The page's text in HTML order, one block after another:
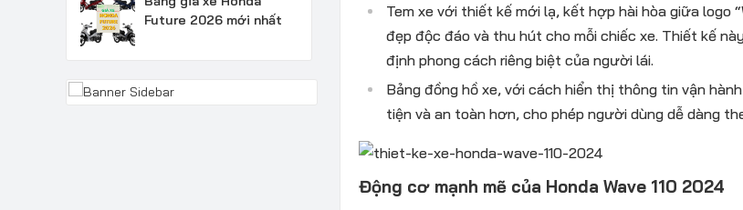
Tem xe với thiết kế mới lạ, kết hợp hài hòa giữa logo
đẹp độc đáo và thu hút cho mỗi chiếc xe. Thiết kế
định phong cách riêng biệt của người lái.
Bảng đồng hồ xe, với cách hiển thị thông tin vận
tiện và an toàn hơn, cho phép người dùng dễ dàng
Động cơ mạnh mẽ của Honda Wave 110 2024
Future 2026 mới nhất